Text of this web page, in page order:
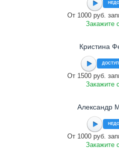
От 1000 руб.
Закажите
Кристина
От 1500 руб.
Закажите
Александр
От 1000 руб.
Закажите